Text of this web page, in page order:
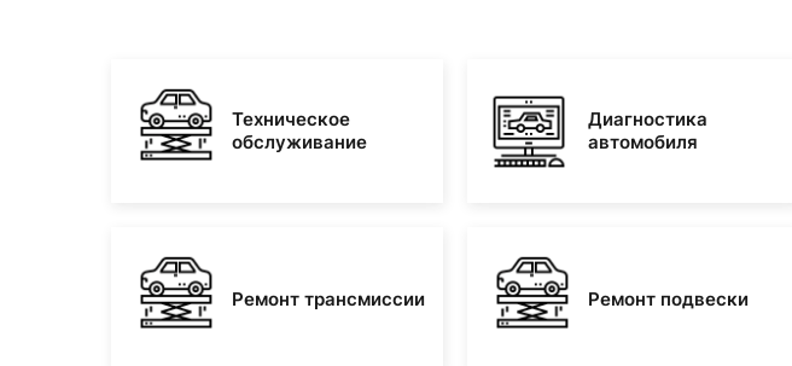
Техническое
обслуживание
Диагностика
автомобиля
Ремонт трансмиссии Ремонт подвески